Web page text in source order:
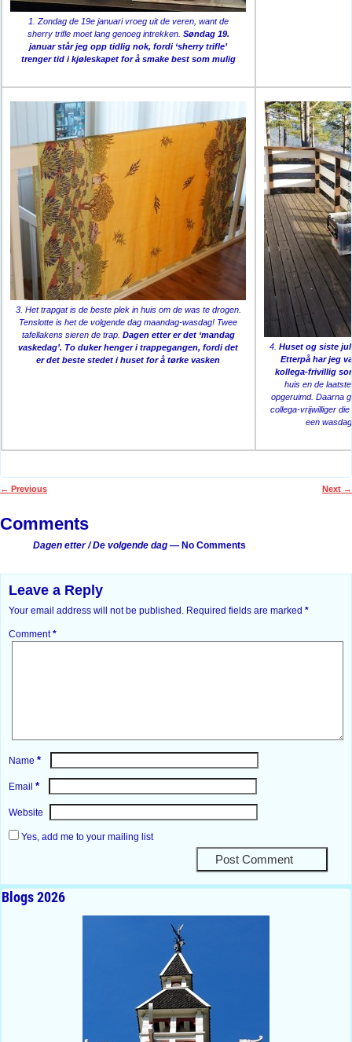
1. Zondag de 19e januari vroeg uit de veren, want de
sherry trifle moet lang genoeg intrekken. Søndag 19.
januar står jeg opp tidlig nok, fordi ‘sherry trifle’
trenger tid i kjøleskapet for å smake best som mulig
3. Het trapgat is de beste plek in huis om de was te drogen.
Tenslotte is het de volgende dag maandag-wasdag! Twee
tafellakens sieren de trap. Dagen etter er det ‘mandag
vaskedag’. To duker henger i trappegangen, fordi det
er det beste stedet i huset for å tørke vasken
4. Huset og siste
Etterpå har jeg
kollega-frivillig
huis en de
opgeruimd. Daarna
collega-vrijwilliger
een
← Previous Next →
Comments
Dagen etter / De volgende dag — No Comments
Leave a Reply
Your email address will not be published. Required fields are marked *
Comment*
Name *
Email *
Website
Yes, add me to your mailing list
Blogs 2026